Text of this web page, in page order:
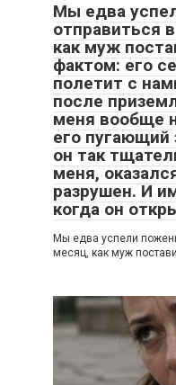
Мы едва
отправиться
как муж
фактом: его
полетит с
после
меня вообще
его
он так
меня,
разрушен. И
когда он
Мы едва успели
месяц, как муж